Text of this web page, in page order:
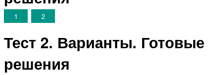
1 2
Тест 2. Варианты. Готовые
решения